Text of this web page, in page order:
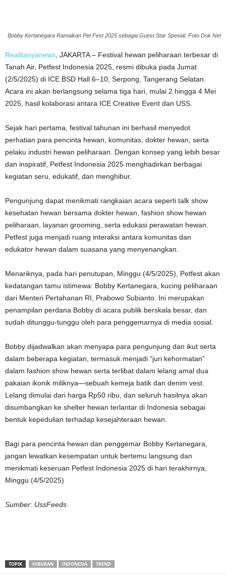
Bobby Kertanegara Ramaikan Pet Fest 2025 sebagai Guest Star Spesial. Foto Dok Net
Realitanyanews, JAKARTA – Festival hewan peliharaan terbesar di
Tanah Air, Petfest Indonesia 2025, resmi dibuka pada Jumat
(2/5/2025) di ICE BSD Hall 6–10, Serpong, Tangerang Selatan.
Acara ini akan berlangsung selama tiga hari, mulai 2 hingga 4 Mei
2025, hasil kolaborasi antara ICE Creative Event dan USS.
Sejak hari pertama, festival tahunan ini berhasil menyedot
perhatian para pencinta hewan, komunitas, dokter hewan, serta
pelaku industri hewan peliharaan. Dengan konsep yang lebih besar
dan inspiratif, Petfest Indonesia 2025 menghadirkan berbagai
kegiatan seru, edukatif, dan menghibur.
Pengunjung dapat menikmati rangkaian acara seperti talk show
kesehatan hewan bersama dokter hewan, fashion show hewan
peliharaan, layanan grooming, serta edukasi perawatan hewan.
Petfest juga menjadi ruang interaksi antara komunitas dan
edukator hewan dalam suasana yang menyenangkan.
Menariknya, pada hari penutupan, Minggu (4/5/2025), Petfest akan
kedatangan tamu istimewa: Bobby Kertanegara, kucing peliharaan
dari Menteri Pertahanan RI, Prabowo Subianto. Ini merupakan
penampilan perdana Bobby di acara publik berskala besar, dan
sudah ditunggu-tunggu oleh para penggemarnya di media sosial.
Bobby dijadwalkan akan menyapa para pengunjung dan ikut serta
dalam beberapa kegiatan, termasuk menjadi “juri kehormatan”
dalam fashion show hewan serta terlibat dalam lelang amal dua
pakaian ikonik miliknya—sebuah kemeja batik dan denim vest.
Lelang dimulai dari harga Rp50 ribu, dan seluruh hasilnya akan
disumbangkan ke shelter hewan terlantar di Indonesia sebagai
bentuk kepedulian terhadap kesejahteraan hewan.
Bagi para pencinta hewan dan penggemar Bobby Kertanegara,
jangan lewatkan kesempatan untuk bertemu langsung dan
menikmati keseruan Petfest Indonesia 2025 di hari terakhirnya,
Minggu (4/5/2025)
Sumber: UssFeeds
TOPIK HIBURAN INDONESIA TREND